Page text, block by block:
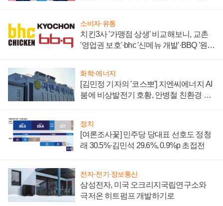
소비자·유통
치킨3사 '가맹점 상생' 비교해보니, 교촌
'영업권 보호'·bhc '신메뉴 개발'·BBQ '원가
화학·에너지
[김민정 기자의 '코스뽀'] 지엔씨에너지 AI
붐에 비상발전기 호황, 안병철 친환경 에
정치
[여론조사꽃] 민주당 당대표 선호도 정청
래 30.5%·김민석 29.6%, 0.9%p 초접전
전자·전기·정보통신
삼성전자, 미국 오크리지국립연구소와
극저온 히트펌프 개발하기로